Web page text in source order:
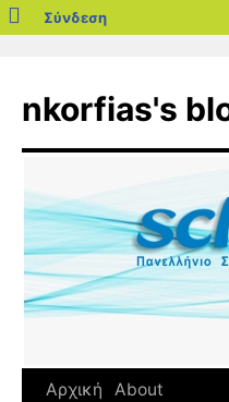
blogs.sch.gr
Σύνδεση
περιεχόμενο
nkorfias's
Αρχική About